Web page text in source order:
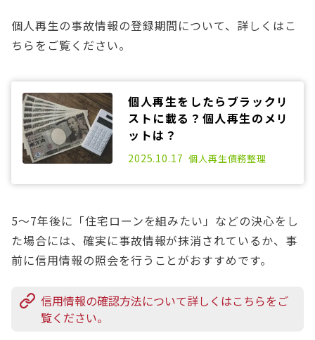
個人再生の事故情報の登録期間について、詳しくはこ
ちらをご覧ください。
個人再生をしたらブラックリ
ストに載る？個人再生のメリ
ットは？
2021.03.22
2025.10.17 個人再生債務整理
5～7年後に「住宅ローンを組みたい」などの決心をし
た場合には、確実に事故情報が抹消されているか、事
前に信用情報の照会を行うことがおすすめです。
信用情報の確認方法について詳しくはこちらをご
覧ください。